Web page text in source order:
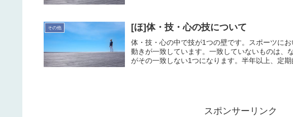
その他 [ほ]体・技・心の技について
体・技・心の中で技が1つの壁です。スポーツに
動きが一致しています。一致していないものは、
がその一致しない1つになります。半年以上、定期
スポンサーリンク